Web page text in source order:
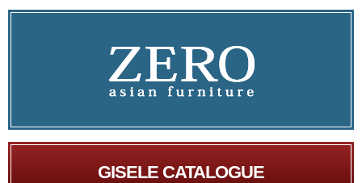
GISELE CATALOGUE